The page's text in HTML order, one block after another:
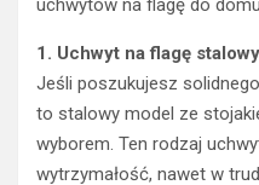
uchwytów na flagę do
1. Uchwyt na flagę
Jeśli poszukujesz
to stalowy model ze
wyborem. Ten rodzaj
wytrzymałość, nawet w